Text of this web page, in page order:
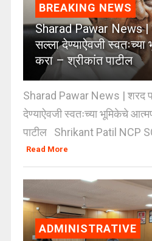
BREAKING NEWS
Sharad Pawar News |
सल्ला देण्याऐवजी
करा – श्रीकांत पाटील
Sharad Pawar News | शरद
देण्याऐवजी स्वतःच्या भूमिकेचे
पाटील Shrikant Patil NCP
Read More
ADMINISTRATIVE